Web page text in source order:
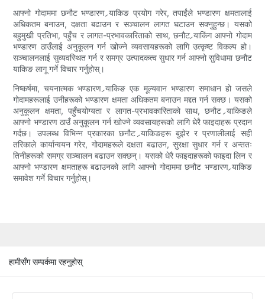
आफ्नो गोदाममा छनौट भण्डारण र्‍याकिङ प्रयोग गरेर, तपाईंले भण्डारण क्षमतालाई
अधिकतम बनाउन, दक्षता बढाउन र सञ्चालन लागत घटाउन सक्नुहुन्छ। यसको
बहुमुखी प्रतिभा, पहुँच र लागत-प्रभावकारिताको साथ, छनौट र्‍याकिंग आफ्नो गोदाम
भण्डारण ठाउँलाई अनुकूलन गर्न खोज्ने व्यवसायहरूको लागि उत्कृष्ट विकल्प हो।
सञ्चालनलाई सुव्यवस्थित गर्न र समग्र उत्पादकत्व सुधार गर्न आफ्नो सुविधामा छनौट
र्‍याकिङ लागू गर्ने विचार गर्नुहोस्।
निष्कर्षमा, चयनात्मक भण्डारण र्‍याकिङ एक मूल्यवान भण्डारण समाधान हो जसले
गोदामहरूलाई उनीहरूको भण्डारण क्षमता अधिकतम बनाउन मद्दत गर्न सक्छ। यसको
अनुकूलन क्षमता, पहुँचयोग्यता र लागत-प्रभावकारिताको साथ, छनौट र्‍याकिङले
आफ्नो भण्डारण ठाउँ अनुकूलन गर्न खोज्ने व्यवसायहरूको लागि धेरै फाइदाहरू प्रदान
गर्दछ। उपलब्ध विभिन्न प्रकारका छनौट र्‍याकिङहरू बुझेर र प्रणालीलाई सही
तरिकाले कार्यान्वयन गरेर, गोदामहरूले दक्षता बढाउन, सुरक्षा सुधार गर्न र अन्ततः
तिनीहरूको समग्र सञ्चालन बढाउन सक्छन्। यसको धेरै फाइदाहरूको फाइदा लिन र
आफ्नो भण्डारण क्षमताहरू बढाउनको लागि आफ्नो गोदाममा छनौट भण्डारण र्‍याकिङ
समावेश गर्ने विचार गर्नुहोस्।
हामीसँग सम्पर्कमा रहनुहोस्